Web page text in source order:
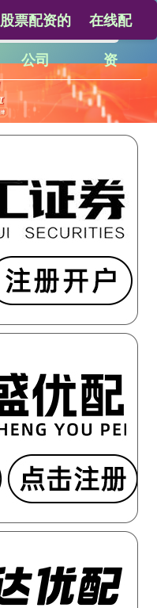
股票配资的
公司
在线配
资